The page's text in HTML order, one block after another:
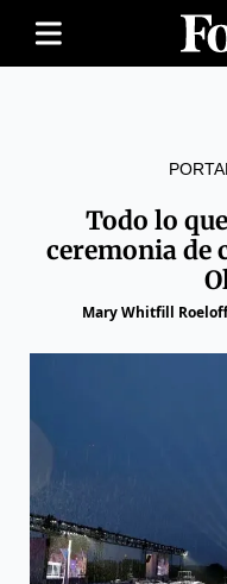
Todo lo
ceremonia de
Mary Whitfill